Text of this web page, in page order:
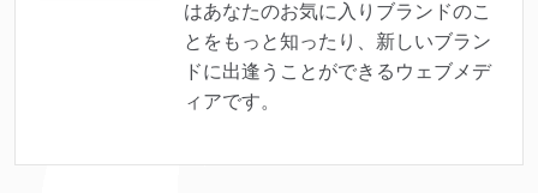
はあなたのお気に入りブランドのこ
とをもっと知ったり、新しいブラン
ドに出逢うことができるウェブメデ
ィアです。